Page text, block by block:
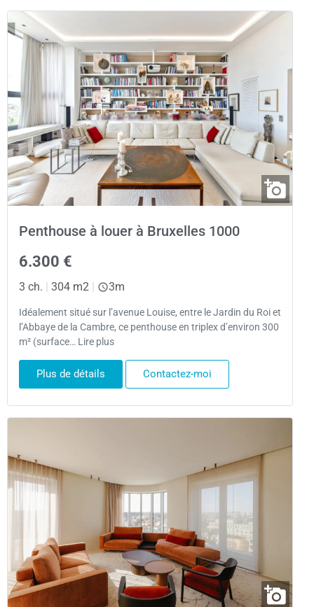
Penthouse à louer à Bruxelles 1000
6.300 €
3 ch. | 304 m2 | 3m
Idéalement situé sur l’avenue Louise, entre le Jardin du Roi et
l’Abbaye de la Cambre, ce penthouse en triplex d’environ 300
m² (surface… Lire plus
Plus de détails Contactez-moi